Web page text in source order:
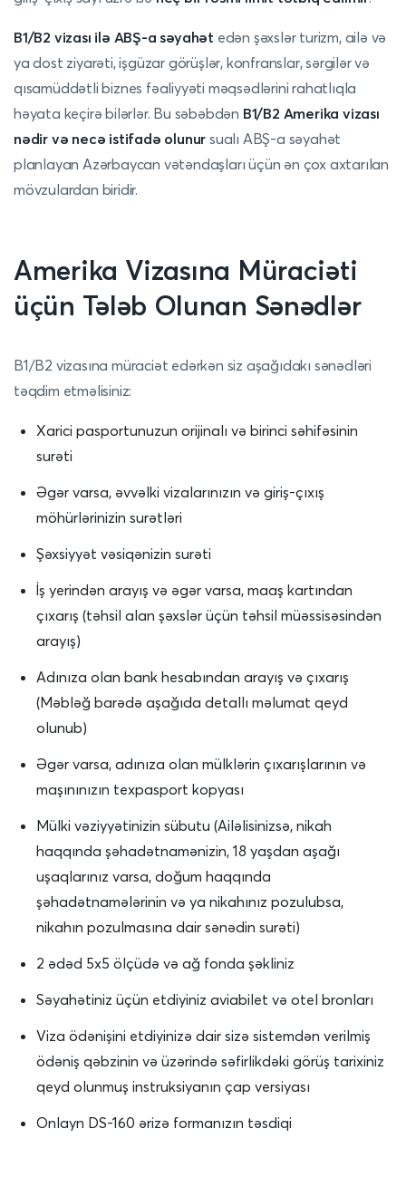
B1/B2 vizası ilə ABŞ-a səyahət edən şəxslər turizm, ailə və
ya dost ziyarəti, işgüzar görüşlər, konfranslar, sərgilər və
qısamüddətli biznes fəaliyyəti məqsədlərini rahatlıqla
həyata keçirə bilərlər. Bu səbəbdən B1/B2 Amerika vizası
nədir və necə istifadə olunur sualı ABŞ-a səyahət
planlayan Azərbaycan vətəndaşları üçün ən çox axtarılan
mövzulardan biridir.
Amerika Vizasına Müraciəti
üçün Tələb Olunan Sənədlər
B1/B2 vizasına müraciət edərkən siz aşağıdakı sənədləri
təqdim etməlisiniz:
Xarici pasportunuzun orijinalı və birinci səhifəsinin
surəti
Əgər varsa, əvvəlki vizalarınızın və giriş-çıxış
möhürlərinizin surətləri
Şəxsiyyət vəsiqənizin surəti
İş yerindən arayış və əgər varsa, maaş kartından
çıxarış (təhsil alan şəxslər üçün təhsil müəssisəsindən
arayış)
Adınıza olan bank hesabından arayış və çıxarış
(Məbləğ barədə aşağıda detallı məlumat qeyd
olunub)
Əgər varsa, adınıza olan mülklərin çıxarışlarının və
maşınınızın texpasport kopyası
Mülki vəziyyətinizin sübutu (Ailəlisinizsə, nikah
haqqında şəhadətnamənizin, 18 yaşdan aşağı
uşaqlarınız varsa, doğum haqqında
şəhadətnamələrinin və ya nikahınız pozulubsa,
nikahın pozulmasına dair sənədin surəti)
2 ədəd 5x5 ölçüdə və ağ fonda şəkliniz
Səyahətiniz üçün etdiyiniz aviabilet və otel bronları
Viza ödənişini etdiyinizə dair sizə sistemdən verilmiş
ödəniş qəbzinin və üzərində səfirlikdəki görüş tarixiniz
qeyd olunmuş instruksiyanın çap versiyası
Onlayn DS-160 ərizə formanızın təsdiqi